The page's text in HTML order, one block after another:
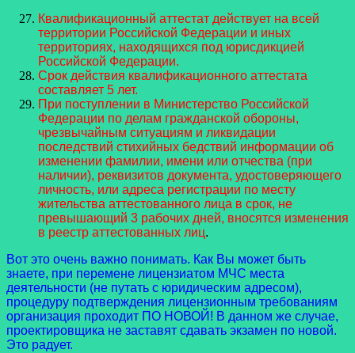
Квалификационный аттестат действует на всей
территории Российской Федерации и иных
территориях, находящихся под юрисдикцией
Российской Федерации.
Срок действия квалификационного аттестата
составляет 5 лет.
При поступлении в Министерство Российской
Федерации по делам гражданской обороны,
чрезвычайным ситуациям и ликвидации
последствий стихийных бедствий информации об
изменении фамилии, имени или отчества (при
наличии), реквизитов документа, удостоверяющего
личность, или адреса регистрации по месту
жительства аттестованного лица в срок, не
превышающий 3 рабочих дней, вносятся изменения
в реестр аттестованных лиц.
Вот это очень важно понимать. Как Вы может быть
знаете, при перемене лицензиатом МЧС места
деятельности (не путать с юридическим адресом),
процедуру подтверждения лицензионным требованиям
организация проходит ПО НОВОЙ! В данном же случае,
проектировщика не заставят сдавать экзамен по новой.
Это радует.